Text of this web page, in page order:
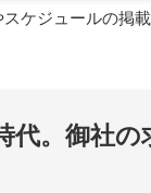
ケジュールの掲
代。御社の